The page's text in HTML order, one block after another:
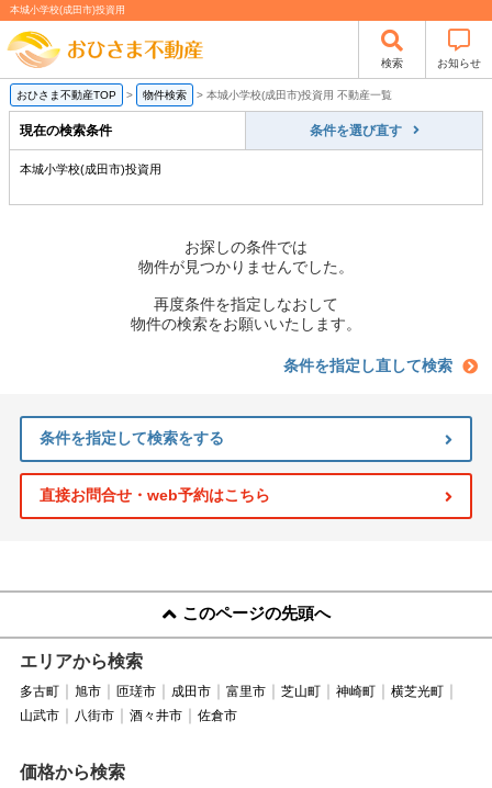
本城小学校(成田市)投資用
検索 お知らせ
おひさま不動産TOP > 物件検索 > 本城小学校(成田市)投資用 不動産一覧
現在の検索条件 条件を選び直す
本城小学校(成田市)投資用
お探しの条件では
物件が見つかりませんでした。
再度条件を指定しなおして
物件の検索をお願いいたします。
条件を指定し直して検索
条件を指定して検索をする
直接お問合せ・web予約はこちら
このページの先頭へ
エリアから検索
多古町 旭市 匝瑳市 成田市 富里市 芝山町 神崎町
横芝光町
山武市
八街市 酒々井市 佐倉市
価格から検索